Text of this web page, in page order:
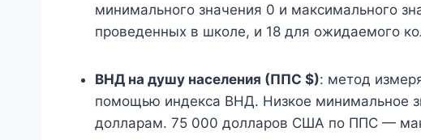
минимального значения 0 и максимального
проведенных в школе, и 18 для ожидаемого
ВНД на душу населения (ППС $): метод
помощью индекса ВНД. Низкое минимальное
долларам. 75 000 долларов США по ППС —